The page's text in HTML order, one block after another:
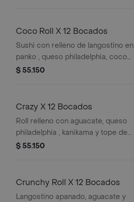
Coco Roll X 12 Bocados
Sushi con relleno de langostino en
panko , queso philadelphia, coco
natural y tope de mango.
$ 55.150
Crazy X 12 Bocados
Roll relleno con aguacate, queso
philadelphia , kanikama y tope de
pescado blanco gratinado con
$ 55.150
Crunchy Roll X 12 Bocados
Langostino apanado, aguacate y